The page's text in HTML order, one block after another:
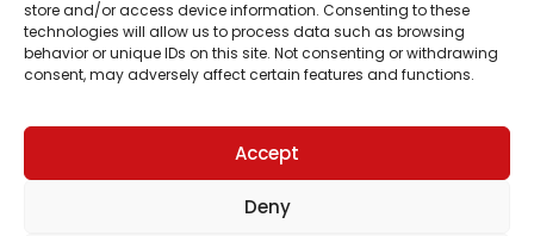
store and/or access device information. Consenting to these
technologies will allow us to process data such as browsing
behavior or unique IDs on this site. Not consenting or withdrawing
consent, may adversely affect certain features and functions.
Accept
Deny
6471-1511626
FØLG OS PÅ:
FACEBOOK
TIKTOK